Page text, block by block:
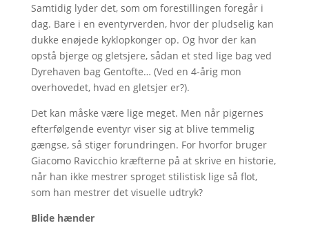
Samtidig lyder det, som om forestillingen foregår i
dag. Bare i en eventyrverden, hvor der pludselig kan
dukke enøjede kyklopkonger op. Og hvor der kan
opstå bjerge og gletsjere, sådan et sted lige bag ved
Dyrehaven bag Gentofte… (Ved en 4-årig mon
overhovedet, hvad en gletsjer er?).
Det kan måske være lige meget. Men når pigernes
efterfølgende eventyr viser sig at blive temmelig
gængse, så stiger forundringen. For hvorfor bruger
Giacomo Ravicchio kræfterne på at skrive en historie,
når han ikke mestrer sproget stilistisk lige så flot,
som han mestrer det visuelle udtryk?
Blide hænder